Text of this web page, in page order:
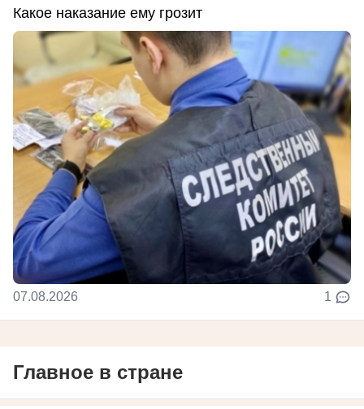
Какое наказание ему грозит
07.08.2026 1
Главное в стране